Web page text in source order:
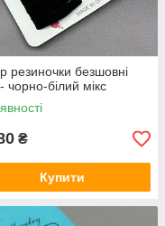
резиночки безшовні
чорно-білий мікс
₴
Купити